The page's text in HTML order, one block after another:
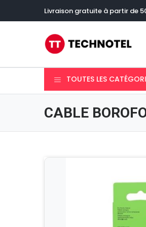
Livraison gratuite à partir de
TOUTES LES
CABLE